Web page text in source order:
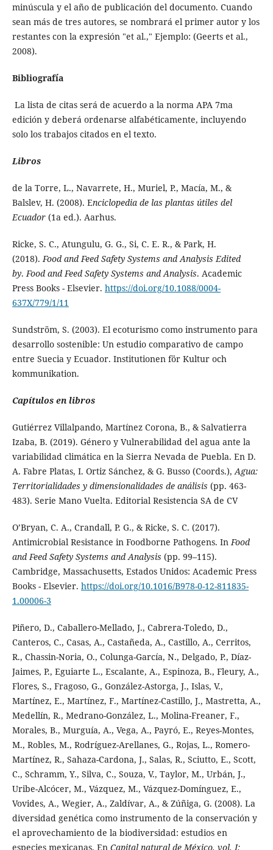
minúscula y el año de publicación del documento. Cuando
sean más de tres autores, se nombrará el primer autor y los
restantes con la expresión "et al.," Ejemplo: (Geerts et al.,
2008).
Bibliografía
La lista de citas será de acuerdo a la norma APA 7ma
edición y deberá ordenarse alfabéticamente, incluyendo
solo los trabajos citados en el texto.
Libros
de la Torre, L., Navarrete, H., Muriel, P., Macía, M., &
Balslev, H. (2008). Enciclopedia de las plantas útiles del
Ecuador(1a ed.). Aarhus.
Ricke, S. C., Atungulu, G. G., Si, C. E. R., & Park, H.
(2018). Food and Feed Safety Systems and Analysis Edited
by. Food and Feed Safety Systems and Analysis. Academic
Press Books - Elsevier. https://doi.org/10.1088/0004-
637X/779/1/11
Sundström, S. (2003). El ecoturismo como instrumento para
desarrollo sostenible: Un estudio comparativo de campo
entre Suecia y Ecuador. Institutionen för Kultur och
kommunikation.
Capítulos en libros
Gutiérrez Villalpando, Martínez Corona, B., & Salvatierra
Izaba, B. (2019). Género y Vulnerabilidad del agua ante la
variabilidad climática en la Sierra Nevada de Puebla. En D.
A. Fabre Platas, I. Ortiz Sánchez, & G. Busso (Coords.),Agua:
Territorialidades y dimensionalidades de análisis (pp. 463-
483). Serie Mano Vuelta. Editorial Resistencia SA de CV
O’Bryan, C. A., Crandall, P. G., & Ricke, S. C. (2017).
Antimicrobial Resistance in Foodborne Pathogens. InFood
and Feed Safety Systems and Analysis (pp. 99–115).
Cambridge, Massachusetts, Estados Unidos: Academic Press
Books - Elsevier. https://doi.org/10.1016/B978-0-12-811835-
1.00006-3
Piñero, D., Caballero-Mellado, J., Cabrera-Toledo, D.,
Canteros, C., Casas, A., Castañeda, A., Castillo, A., Cerritos,
R., Chassin-Noria, O., Colunga-García, N., Delgado, P., Díaz-
Jaimes, P., Eguiarte L., Escalante, A., Espinoza, B., Fleury, A.,
Flores, S., Fragoso, G., González-Astorga, J., Islas, V.,
Martínez, E., Martínez, F., Martínez-Castillo, J., Mastretta, A.,
Medellín, R., Medrano-González, L., Molina-Freaner, F.,
Morales, B., Murguía, A., Vega, A., Payró, E., Reyes-Montes,
M., Robles, M., Rodríguez-Arellanes, G., Rojas, L., Romero-
Martínez, R., Sahaza-Cardona, J., Salas, R., Sciutto, E., Scott,
C., Schramm, Y., Silva, C., Souza, V., Taylor, M., Urbán, J.,
Uribe-Alcócer, M., Vázquez, M., Vázquez-Domínguez, E.,
Vovides, A., Wegier, A., Zaldívar, A., & Zúñiga, G. (2008). La
diversidad genética como instrumento de la conservación y
el aprovechamiento de la biodiversidad: estudios en
especies mexicanas. En Capital natural de México, vol. I: